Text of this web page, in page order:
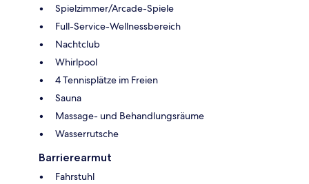
Spielzimmer/Arcade-Spiele
Full-Service-Wellnessbereich
Nachtclub
Whirlpool
4 Tennisplätze im Freien
Sauna
Massage- und Behandlungsräume
Wasserrutsche
Barrierearmut
Fahrstuhl